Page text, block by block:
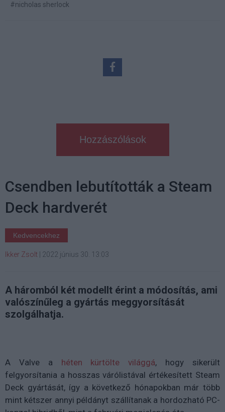
#nicholas sherlock
Hozzászólások
Csendben lebutították a Steam
Deck hardverét
Kedvencekhez
Ikker Zsolt 2022 június 30. 13:03
A háromból két modellt érint a módosítás, ami
valószínűleg a gyártás meggyorsítását
szolgálhatja.
A Valve a héten kürtölte világgá, hogy sikerült
felgyorsítania a hosszas várólistával értékesített Steam
Deck gyártását, így a következő hónapokban már több
mint kétszer annyi példányt szállítanak a hordozható PC-